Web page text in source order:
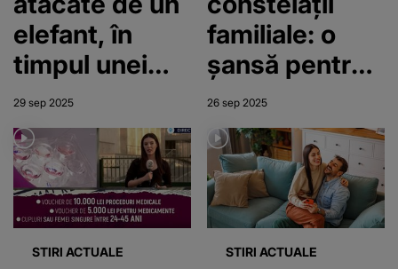
elefant, în
timpul unei
plimbări cu
canoe, în
Botswana
29 sep 2025
familiale: o
șansă pentru
cuplurile
aflate în
pragul
divorțului
26 sep 2025
STIRI ACTUALE STIRI ACTUALE